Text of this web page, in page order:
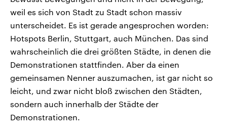
weil es sich von Stadt zu Stadt schon massiv
unterscheidet. Es ist gerade angesprochen worden:
Hotspots Berlin, Stuttgart, auch München. Das sind
wahrscheinlich die drei größten Städte, in denen die
Demonstrationen stattfinden. Aber da einen
gemeinsamen Nenner auszumachen, ist gar nicht so
leicht, und zwar nicht bloß zwischen den Städten,
sondern auch innerhalb der Städte der
Demonstrationen.